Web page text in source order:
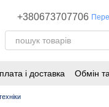
+380673707706
і доставка Обмін